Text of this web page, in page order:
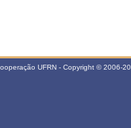
UFRN - Copyright © 2006-